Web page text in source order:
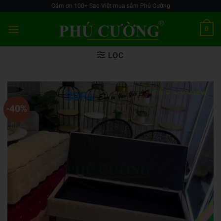
content
Cảm ơn 100+ Sao Việt mua sắm Phú Cường
0
LỌC
-40%